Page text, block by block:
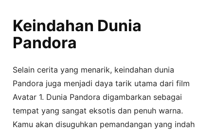
Keindahan Dunia
Pandora
Selain cerita yang menarik, keindahan dunia
Pandora juga menjadi daya tarik utama dari film
Avatar 1. Dunia Pandora digambarkan sebagai
tempat yang sangat eksotis dan penuh warna.
Kamu akan disuguhkan pemandangan yang indah